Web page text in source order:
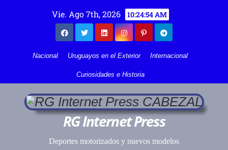
Vie. Ago 7th, 2026 10:24:54 AM
Nacional Uruguayos en el Exterior Internacional
Curiosidades e Historia
RG Internet Press
Deportes motorizados y nuevos modelos